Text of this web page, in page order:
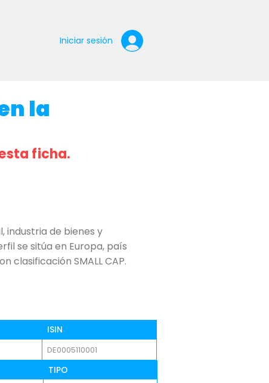
Iniciar sesión
la
ficha.
industria de bienes y
se sitúa en Europa, país
SMALL CAP.
ISIN
DE0005110001
TIPO